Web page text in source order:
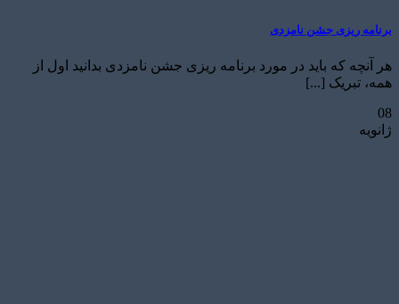
برنامه ریزی جشن نامزدی
هر آنچه که باید در مورد برنامه ریزی جشن نامزدی بدانید اول از
همه، تبریک [...]
08
ژانویه